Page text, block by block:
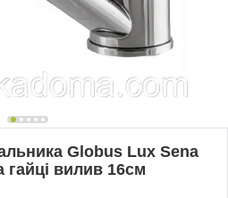
Globus Lux Sena
гайці вилив 16см